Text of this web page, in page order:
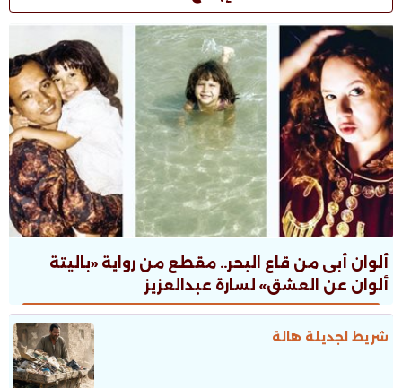
ألوان أبى من قاع البحر.. مقطع من رواية «باليتة
ألوان عن العشق» لسارة عبدالعزيز
شريط لجديلة هالة